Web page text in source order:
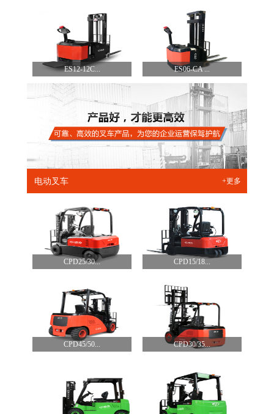
ES12-12C... ES06-CA ...
电动叉车 +更多
CPD25/30... CPD15/18...
CPD45/50... CPD30/35...